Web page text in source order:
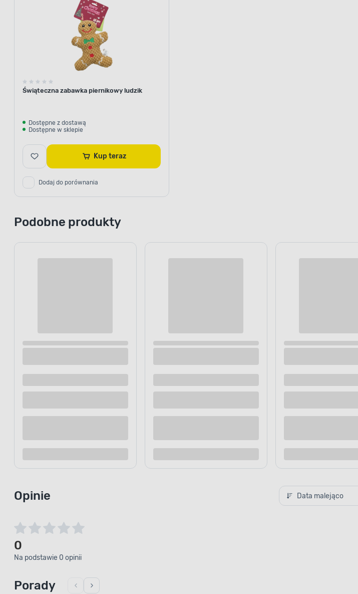
Świąteczna zabawka piernikowy ludzik
Dostępne z dostawą
Dostępne w sklepie
Kup teraz
Dodaj do porównania
Podobne produkty
Opinie Data malejąco
0
Na podstawie 0 opinii
Porady